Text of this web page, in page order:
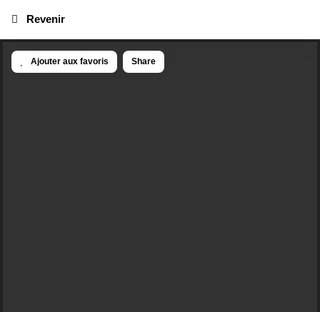
Ajouter aux favoris Share
Revenir